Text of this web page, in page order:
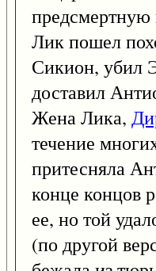
предсмертную
Лик пошел
Сикион, убил
доставил
Жена Лика,
течение
притесняла
конце концов
ее, но той
(по другой